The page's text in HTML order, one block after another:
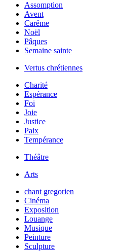
Assomption
Avent
Carême
Noël
Pâques
Semaine sainte
Vertus chrétiennes
Charité
Espérance
Foi
Joie
Justice
Paix
Tempérance
Théâtre
Arts
chant gregorien
Cinéma
Exposition
Louange
Musique
Peinture
Sculpture